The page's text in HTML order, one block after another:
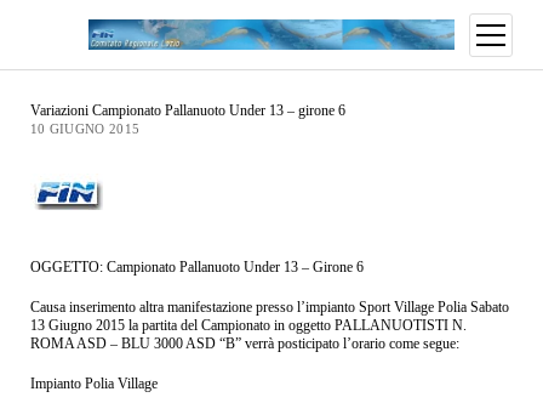
Variazioni Campionato Pallanuoto Under 13 – girone 6
10 GIUGNO 2015
OGGETTO: Campionato Pallanuoto Under 13 – Girone 6
Causa inserimento altra manifestazione presso l’impianto Sport Village Polia Sabato
13 Giugno 2015 la partita del Campionato in oggetto PALLANUOTISTI N.
ROMA ASD – BLU 3000 ASD “B” verrà posticipato l’orario come segue:
Impianto Polia Village